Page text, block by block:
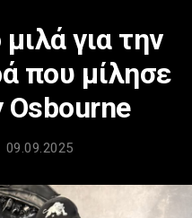
για την
που μίλησε
Osbourne
09.09.2025